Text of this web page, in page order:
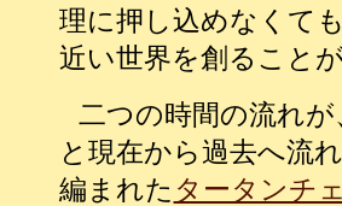
理に押し込めなくて
近い世界を創ること
二つの時間の流れ
と現在から過去へ流
編まれた タータンチ